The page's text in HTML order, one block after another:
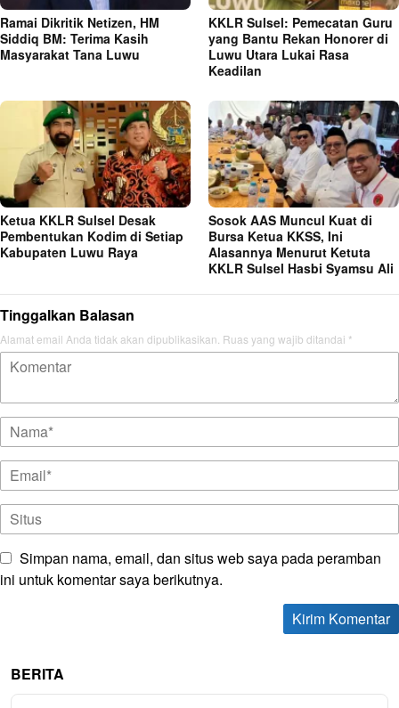
Ramai Dikritik Netizen, HM
Siddiq BM: Terima Kasih
Masyarakat Tana Luwu
KKLR Sulsel: Pemecatan Guru
yang Bantu Rekan Honorer di
Luwu Utara Lukai Rasa
Keadilan
Ketua KKLR Sulsel Desak
Pembentukan Kodim di Setiap
Kabupaten Luwu Raya
Sosok AAS Muncul Kuat di
Bursa Ketua KKSS, Ini
Alasannya Menurut Ketuta
KKLR Sulsel Hasbi Syamsu Ali
Tinggalkan Balasan
Alamat email Anda tidak akan dipublikasikan. Ruas yang wajib ditandai *
Simpan nama, email, dan situs web saya pada peramban
ini untuk komentar saya berikutnya.
BERITA